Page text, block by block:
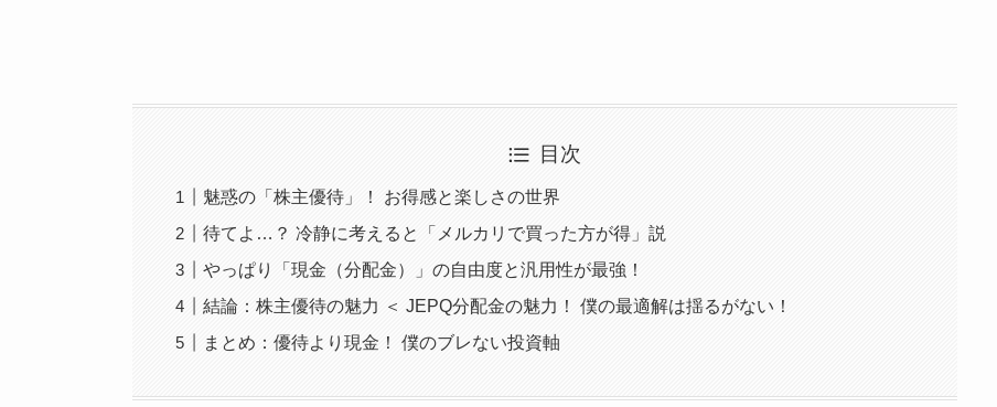
目次
魅惑の「株主優待」！ お得感と楽しさの世界
待てよ…？ 冷静に考えると「メルカリで買った方が得」説
やっぱり「現金（分配金）」の自由度と汎用性が最強！
結論：株主優待の魅力 ＜ JEPQ分配金の魅力！ 僕の最適解は揺るがない！
まとめ：優待より現金！ 僕のブレない投資軸